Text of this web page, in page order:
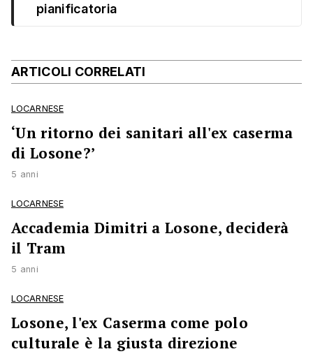
pianificatoria
ARTICOLI CORRELATI
LOCARNESE
‘Un ritorno dei sanitari all'ex caserma
di Losone?’
5 anni
LOCARNESE
Accademia Dimitri a Losone, deciderà
il Tram
5 anni
LOCARNESE
Losone, l'ex Caserma come polo
culturale è la giusta direzione